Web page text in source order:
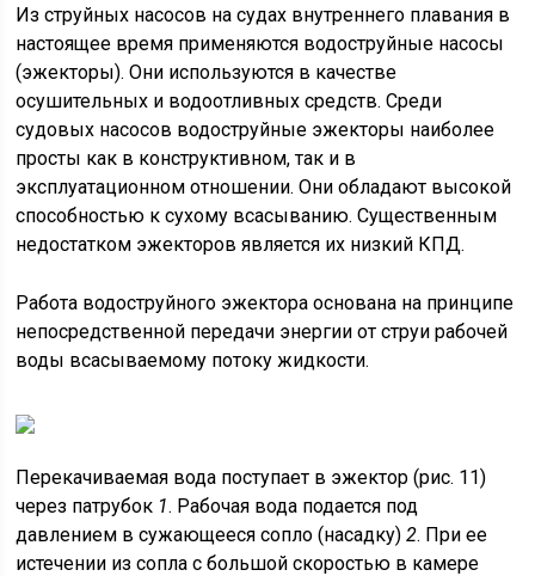
Из струйных насосов на судах внутреннего плавания в
настоящее время применяются водоструйные насосы
(эжекторы). Они используются в качестве
осушительных и водоотливных средств. Среди
судовых насосов водоструйные эжекторы наиболее
просты как в конструктивном, так и в
эксплуатационном отношении. Они обладают высокой
способностью к сухому всасыванию. Существенным
недостатком эжекторов является их низкий КПД.
Работа водоструйного эжектора основана на принципе
непосредственной передачи энергии от струи рабочей
воды всасываемому потоку жидкости.
Перекачиваемая вода поступает в эжектор (рис. 11)
через патрубок 1. Рабочая вода подается под
давлением в сужающееся сопло (насадку)2. При ее
истечении из сопла с большой скоростью в камере